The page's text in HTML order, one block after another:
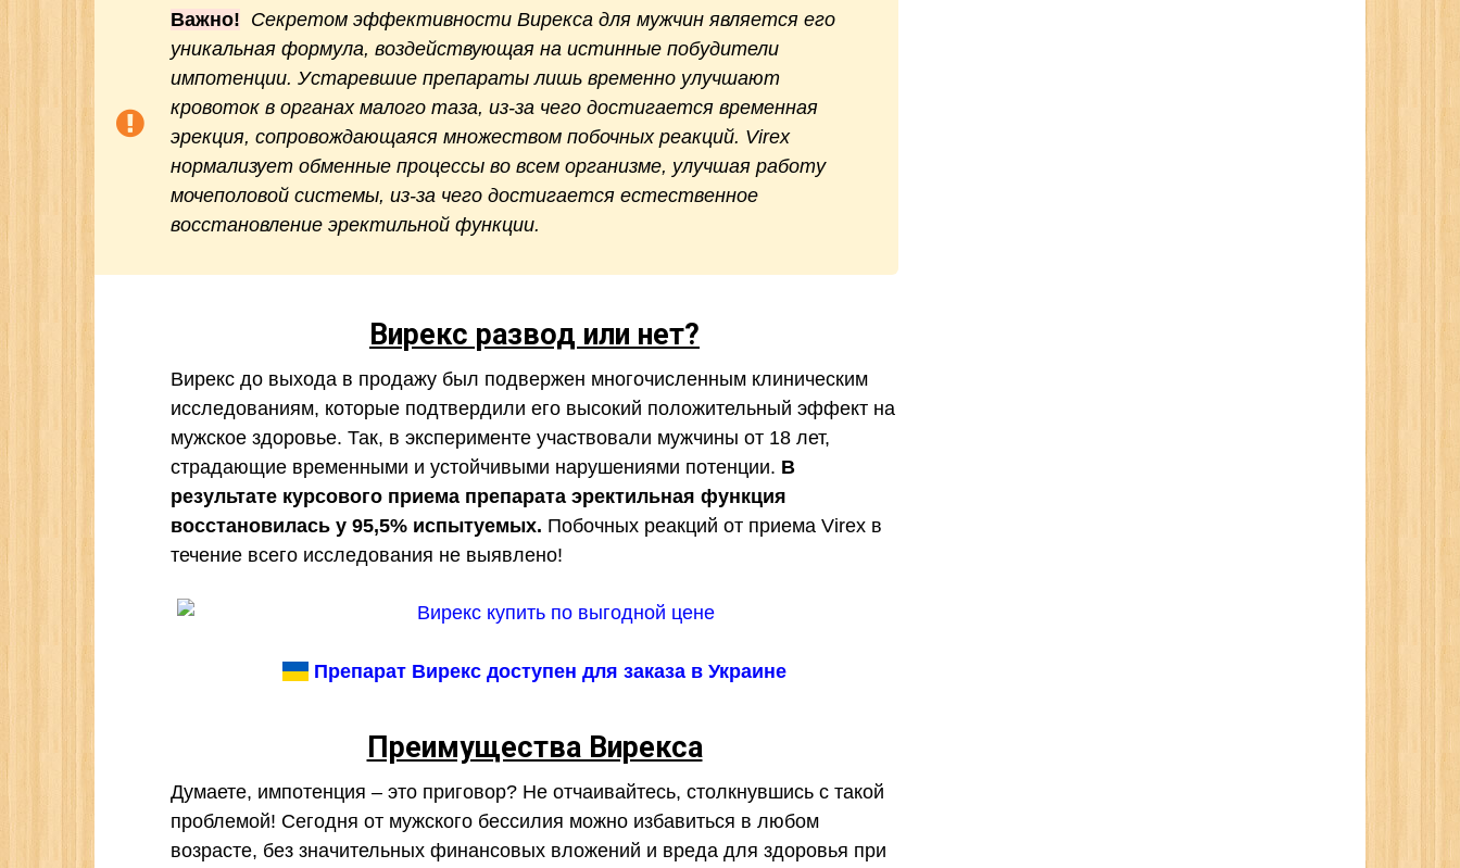
Важно! Секретом эффективности Вирекса для мужчин является его
уникальная формула, воздействующая на истинные побудители
импотенции. Устаревшие препараты лишь временно улучшают
кровоток в органах малого таза, из-за чего достигается временная
эрекция, сопровождающаяся множеством побочных реакций. Virex
нормализует обменные процессы во всем организме, улучшая работу
мочеполовой системы, из-за чего достигается естественное
восстановление эректильной функции.
Вирекс развод или нет?
Вирекс до выхода в продажу был подвержен многочисленным клиническим
исследованиям, которые подтвердили его высокий положительный эффект на
мужское здоровье. Так, в эксперименте участвовали мужчины от 18 лет,
страдающие временными и устойчивыми нарушениями потенции. В
результате курсового приема препарата эректильная функция
восстановилась у 95,5% испытуемых. Побочных реакций от приема Virex в
течение всего исследования не выявлено!
Препарат Вирекс доступен для заказа в Украине
Преимущества Вирекса
Думаете, импотенция – это приговор? Не отчаивайтесь, столкнувшись с такой
проблемой! Сегодня от мужского бессилия можно избавиться в любом
возрасте, без значительных финансовых вложений и вреда для здоровья при